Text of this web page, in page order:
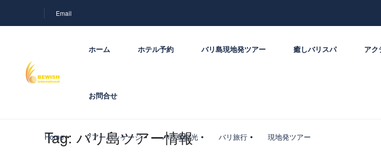
Email
ホーム ホテル予約 バリ島現地発ツアー 癒しバリスパ アク
お問合せ
Tag: バリ島ツアー情報
Home ツアーパッケージ バリ島観光 バリ旅行 現地発ツアー